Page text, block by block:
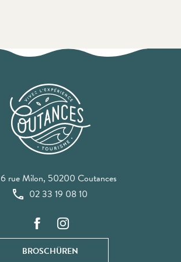
6 rue Milon, 50200 Coutances
02 33 19 08 10
BROSCHÜREN